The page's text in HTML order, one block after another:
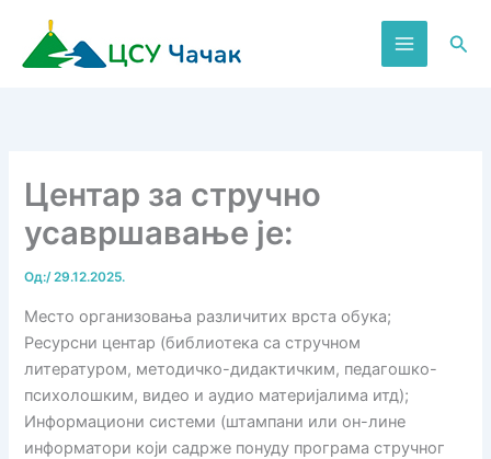
садржај
Центар за стручно
усавршавање је:
Од:/29.12.2025.
Место организовања различитих врста обука;
Ресурсни центар (библиотека са стручном
литературом, методичко-дидактичким, педагошко-
психолошким, видео и аудио материјалима итд);
Информациони системи (штампани или он-лине
информатори који садрже понуду програма стручног